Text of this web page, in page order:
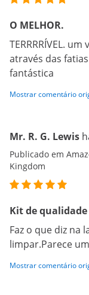
O MELHOR.
TERRRRÍVEL.
através das
fantástica
Mostrar comentário
Mr. R. G. Lewis
Publicado em
Kingdom
Kit de qualidade
Faz o que diz na
limpar.Parece
Mostrar comentário